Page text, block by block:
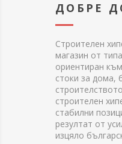
ДОБРЕ
Строителен
магазин от
ориентиран
стоки за дома,
строителен
стабилни
резултат от
изцяло